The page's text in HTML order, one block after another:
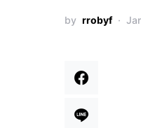
by rrobyf